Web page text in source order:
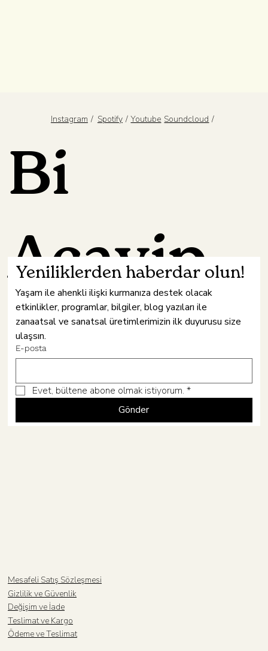
Instagram / Spotify /
Youtube
/ Soundcloud
Bi
Acayip
Hâne
Mesafeli Satış Sözleşmesi
Gizlilik ve Güvenlik
Değişim ve İade
Teslimat ve Kargo
Ödeme ve Teslimat
Yeniliklerden haberdar olun!
Yaşam ile ahenkli ilişki kurmanıza destek olacak
etkinlikler, programlar, bilgiler, blog yazıları ile
zanaatsal ve sanatsal üretimlerimizin ilk duyurusu size
ulaşsın.
E-posta
Evet, bültene abone olmak istiyorum. *
Gönder